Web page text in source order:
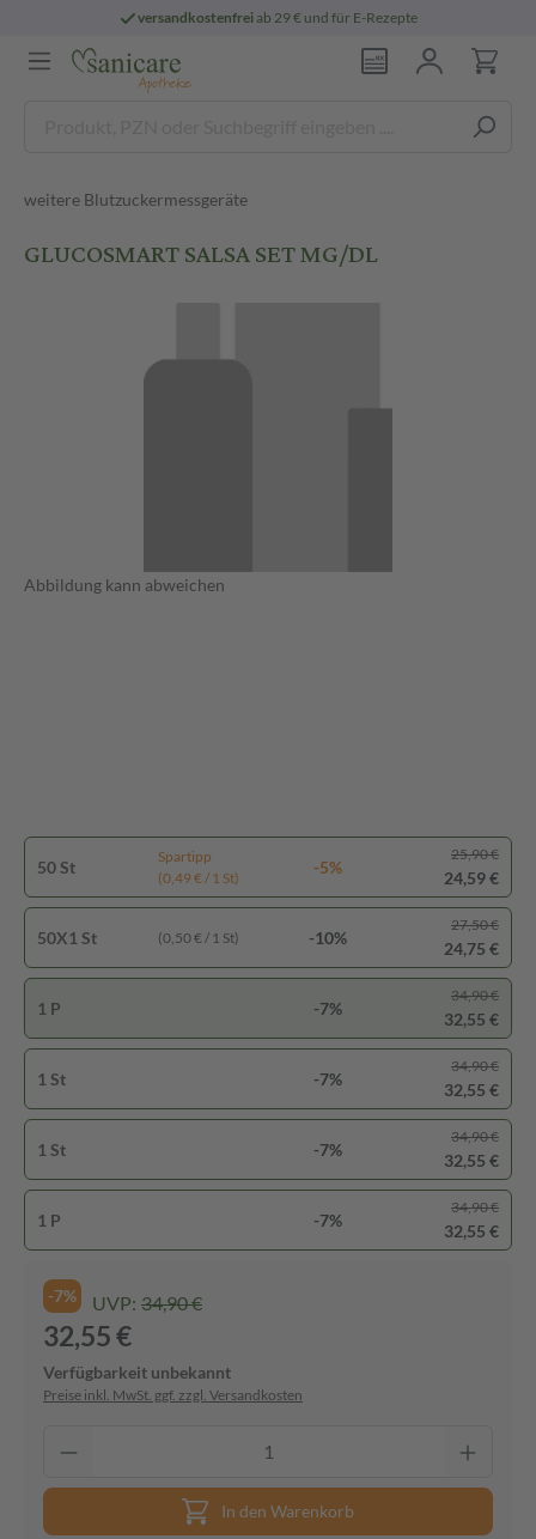
versandkostenfreiab 29 € und für E-Rezepte
weitere Blutzuckermessgeräte
GLUCOSMART SALSA SET MG/DL
Abbildung kann abweichen
50 St
Spartipp
(0,49 € / 1 St)
-5%
25,90 €
24,59 €
50X1 St (0,50 € / 1 St) -10%
27,50 €
24,75 €
1 P -7%
34,90 €
32,55 €
1 St -7%
34,90 €
32,55 €
1 St -7%
34,90 €
32,55 €
1 P -7%
34,90 €
32,55 €
-7% UVP: 34,90 €
32,55 €
Verfügbarkeit unbekannt
Preise inkl. MwSt. ggf. zzgl. Versandkosten
In den Warenkorb